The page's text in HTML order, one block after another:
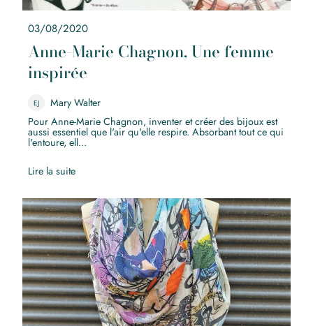
03/08/2020
Anne-Marie Chagnon, Une femme
inspirée
EJ
Mary Walter
Pour Anne-Marie Chagnon, inventer et créer des bijoux est
aussi essentiel que l'air qu'elle respire. Absorbant tout ce qui
l'entoure, ell...
Lire la suite
Qu’est-ce que le modal ?